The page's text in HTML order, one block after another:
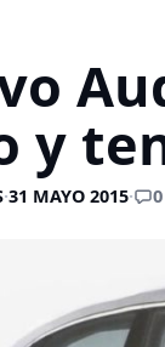
y
·31 MAYO 2015· 0